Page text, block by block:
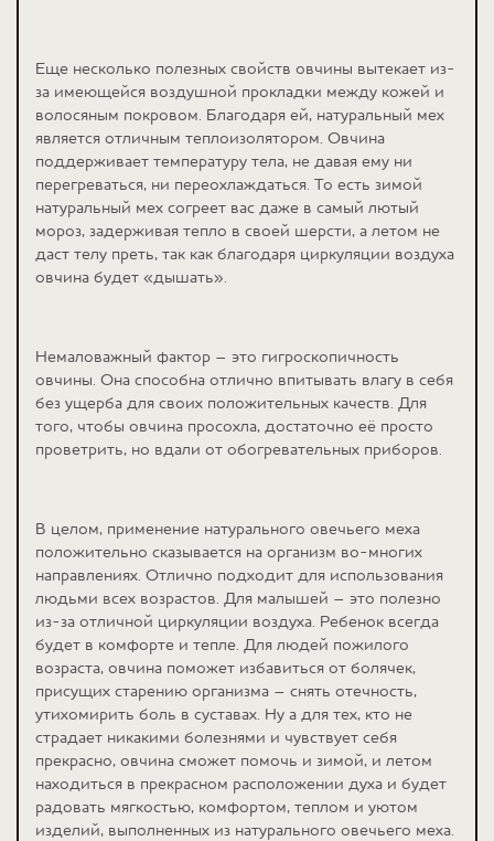
Еще несколько полезных свойств овчины вытекает из-
за имеющейся воздушной прокладки между кожей и
волосяным покровом. Благодаря ей, натуральный мех
является отличным теплоизолятором. Овчина
поддерживает температуру тела, не давая ему ни
перегреваться, ни переохлаждаться. То есть зимой
натуральный мех согреет вас даже в самый лютый
мороз, задерживая тепло в своей шерсти, а летом не
даст телу преть, так как благодаря циркуляции воздуха
овчина будет «дышать».
Немаловажный фактор – это гигроскопичность
овчины. Она способна отлично впитывать влагу в себя
без ущерба для своих положительных качеств. Для
того, чтобы овчина просохла, достаточно её просто
проветрить, но вдали от обогревательных приборов.
В целом, применение натурального овечьего меха
положительно сказывается на организм во-многих
направлениях. Отлично подходит для использования
людьми всех возрастов. Для малышей – это полезно
из-за отличной циркуляции воздуха. Ребенок всегда
будет в комфорте и тепле. Для людей пожилого
возраста, овчина поможет избавиться от болячек,
присущих старению организма – снять отечность,
утихомирить боль в суставах. Ну а для тех, кто не
страдает никакими болезнями и чувствует себя
прекрасно, овчина сможет помочь и зимой, и летом
находиться в прекрасном расположении духа и будет
радовать мягкостью, комфортом, теплом и уютом
изделий, выполненных из натурального овечьего меха.